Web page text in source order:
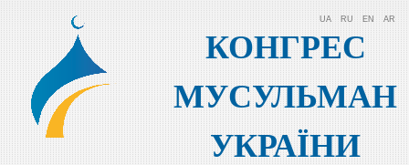
КОНГРЕС
МУСУЛЬМАН
УКРАЇНИ
UA RU EN AR